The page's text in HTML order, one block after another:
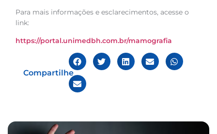
Para mais informações e esclarecimentos, acesse o
link:
https://portal.unimedbh.com.br/mamografia
Compartilhe